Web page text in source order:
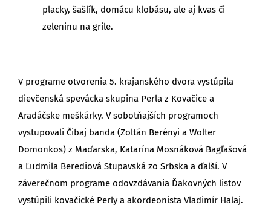
placky, šašlík, domácu klobásu, ale aj kvas či
zeleninu na grile.
V programe otvorenia 5. krajanského dvora vystúpila
dievčenská spevácka skupina Perla z Kovačice a
Aradáčske meškárky. V sobotňajších programoch
vystupovali Čibaj banda (Zoltán Berényi a Wolter
Domonkos) z Maďarska, Katarína Mosnáková Bagľašová
a Ľudmila Berediová Stupavská zo Srbska a ďalší. V
záverečnom programe odovzdávania Ďakovných listov
vystúpili kovačické Perly a akordeonista Vladimír Halaj.